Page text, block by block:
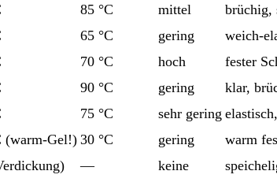
85 °C mittel
brüchig,
65 °C gering
weich-
70 °C hoch
fester
90 °C gering
klar,
75 °C sehr gering
(warm-Gel!)30 °C gering
warm
— keine